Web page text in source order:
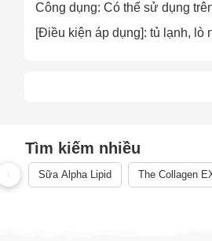
Công dụng: Có thể sử dụng
[Điều kiện áp dụng]: tủ lạnh, lò
Tìm kiếm nhiều
Sữa Alpha Lipid The Collagen